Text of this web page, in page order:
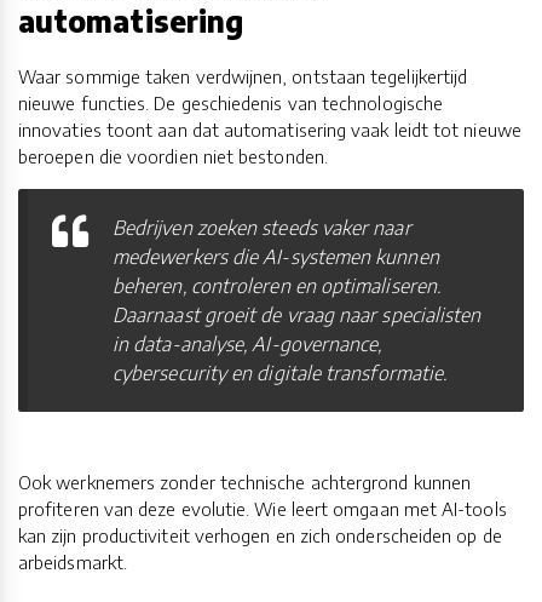
automatisering
Waar sommige taken verdwijnen, ontstaan tegelijkertijd
nieuwe functies. De geschiedenis van technologische
innovaties toont aan dat automatisering vaak leidt tot nieuwe
beroepen die voordien niet bestonden.
Bedrijven zoeken steeds vaker naar
medewerkers die AI-systemen kunnen
beheren, controleren en optimaliseren.
Daarnaast groeit de vraag naar specialisten
in data-analyse, AI-governance,
cybersecurity en digitale transformatie.
Ook werknemers zonder technische achtergrond kunnen
profiteren van deze evolutie. Wie leert omgaan met AI-tools
kan zijn productiviteit verhogen en zich onderscheiden op de
arbeidsmarkt.